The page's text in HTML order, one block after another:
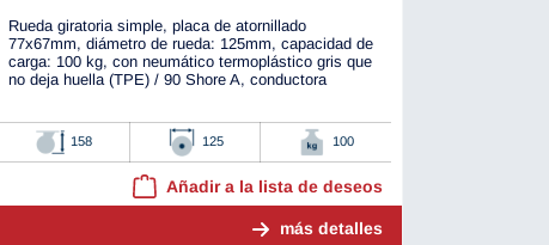
Rueda giratoria simple, placa de atornillado
77x67mm, diámetro de rueda: 125mm, capacidad de
carga: 100 kg, con neumático termoplástico gris que
no deja huella (TPE) / 90 Shore A, conductora
158 125 100
Añadir a la lista de deseos
más detalles